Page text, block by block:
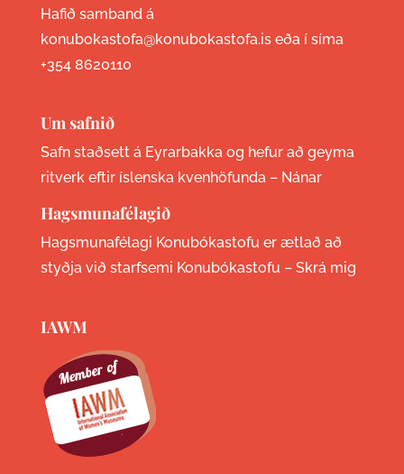
Hafið samband á
konubokastofa@konubokastofa.is eða í síma
+354 8620110
Um safnið
Safn staðsett á Eyrarbakka og hefur að geyma
ritverk eftir íslenska kvenhöfunda – Nánar
Hagsmunafélagið
Hagsmunafélagi Konubókastofu er ætlað að
styðja við starfsemi Konubókastofu – Skrá mig
IAWM